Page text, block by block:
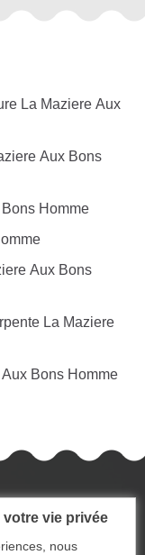
La Maziere Aux
Aux Bons
Homme
Aux Bons
La Maziere
Bons Homme
vie privée
nous